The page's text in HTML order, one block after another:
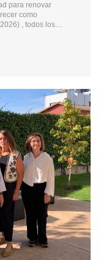
para renovar
como
, todos los…